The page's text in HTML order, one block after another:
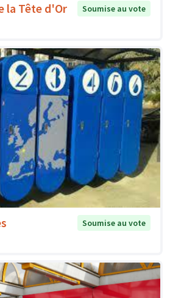
la Tête d'Or
Soumise au vote
Soumise au vote